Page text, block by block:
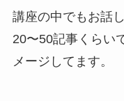
講座の中でもお話
20〜50記事くらい
メージしてます。